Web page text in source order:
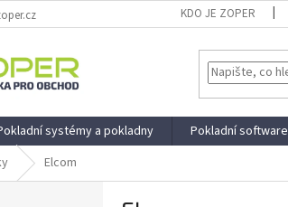
KDO JE ZOPER
systémy a pokladny Pokladní software
Elcom